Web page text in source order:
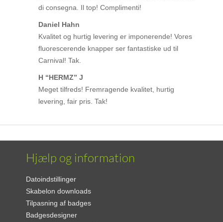
di consegna. Il top! Complimenti!
Daniel Hahn
Kvalitet og hurtig levering er imponerende! Vores
fluorescerende knapper ser fantastiske ud til
Carnival! Tak.
H “HERMZ” J
Meget tilfreds! Fremragende kvalitet, hurtig
levering, fair pris. Tak!
Hjælp og information
Datoindstillinger
Skabelon downloads
Tilpasning af badges
Badgesdesigner